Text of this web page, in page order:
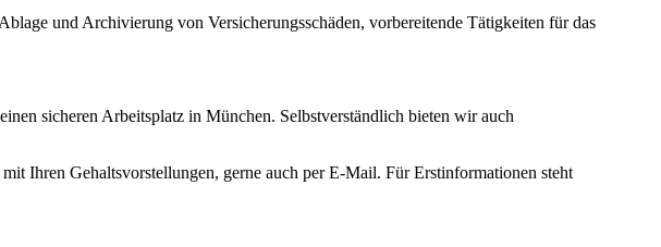
und Archivierung von Versicherungsschäden, vorbereitende Tätigkeiten für das
sicheren Arbeitsplatz in München. Selbstverständlich bieten wir auch
Ihren Gehaltsvorstellungen, gerne auch per E-Mail. Für Erstinformationen steht